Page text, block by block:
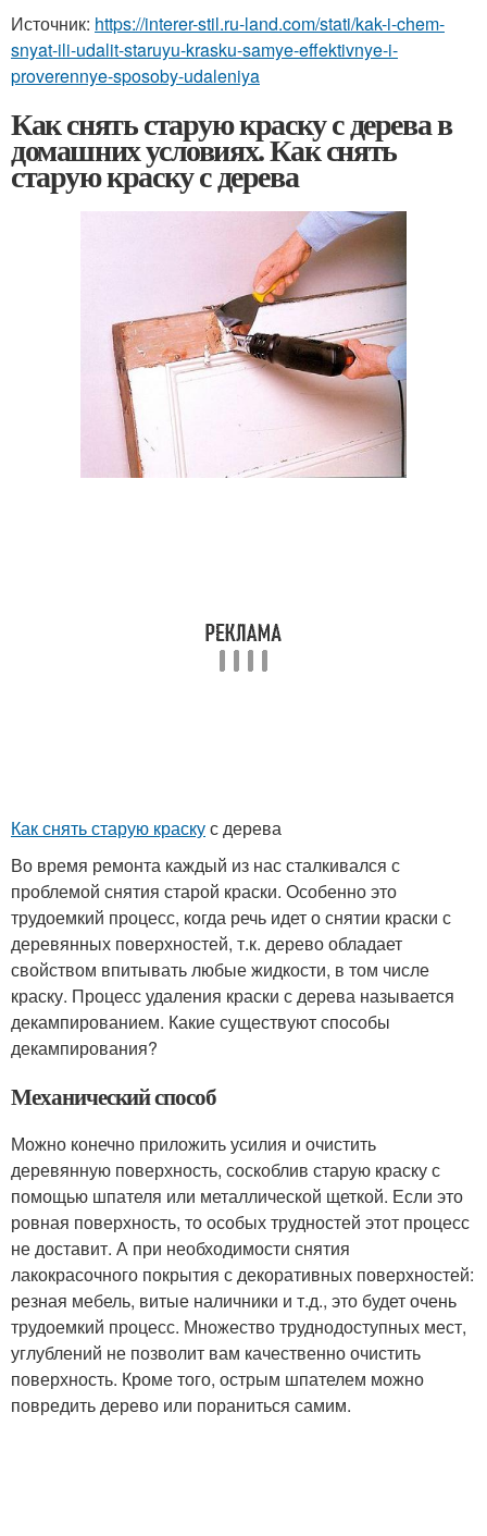
Источник: https://interer-stil.ru-land.com/stati/kak-i-chem-
snyat-ili-udalit-staruyu-krasku-samye-effektivnye-i-
proverennye-sposoby-udaleniya
Как снять старую краску с дерева в
домашних условиях. Как снять
старую краску с дерева
Как снять старую краскус дерева
Во время ремонта каждый из нас сталкивался с
проблемой снятия старой краски. Особенно это
трудоемкий процесс, когда речь идет о снятии краски с
деревянных поверхностей, т.к. дерево обладает
свойством впитывать любые жидкости, в том числе
краску. Процесс удаления краски с дерева называется
декампированием. Какие существуют способы
декампирования?
Механический способ
Можно конечно приложить усилия и очистить
деревянную поверхность, соскоблив старую краску с
помощью шпателя или металлической щеткой. Если это
ровная поверхность, то особых трудностей этот процесс
не доставит. А при необходимости снятия
лакокрасочного покрытия с декоративных поверхностей:
резная мебель, витые наличники и т.д., это будет очень
трудоемкий процесс. Множество труднодоступных мест,
углублений не позволит вам качественно очистить
поверхность. Кроме того, острым шпателем можно
повредить дерево или пораниться самим.